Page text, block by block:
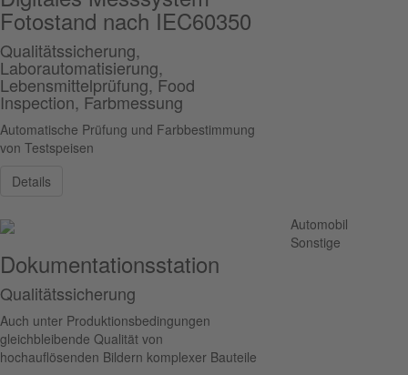
Fotostand nach IEC60350
Qualitätssicherung,
Laborautomatisierung,
Lebensmittelprüfung, Food
Inspection, Farbmessung
Automatische Prüfung und Farbbestimmung
von Testspeisen
Details
Dokumentationsstation
Qualitätssicherung
Auch unter Produktionsbedingungen
gleichbleibende Qualität von
hochauflösenden Bildern komplexer Bauteile
Automobil
Sonstige